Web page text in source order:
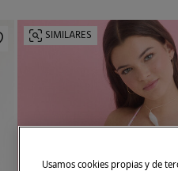
SIMILARES
Usamos cookies propias y de